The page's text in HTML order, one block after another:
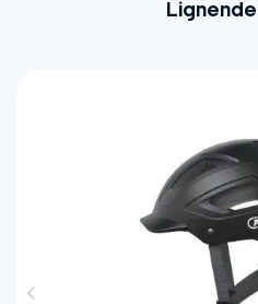
Lignende